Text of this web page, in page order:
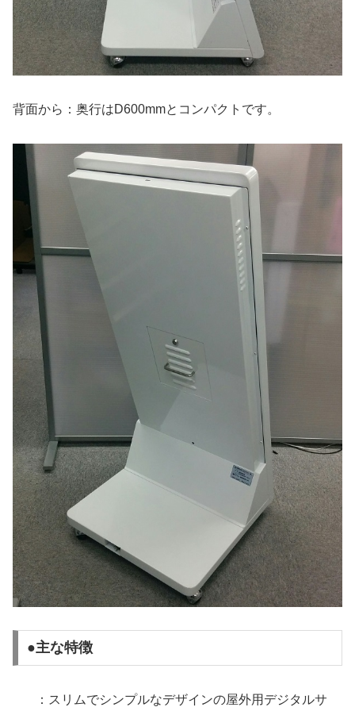
背面から：奥行はD600mmとコンパクトです。
●主な特徴
：スリムでシンプルなデザインの屋外用デジタルサ